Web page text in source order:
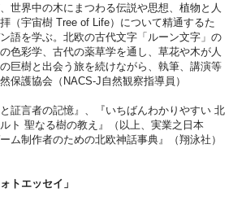
世界中の木にまつわる伝説や思想、植物と人
（宇宙樹 Tree of Life）について精通するた
語を学ぶ。北欧の古代文字「ルーン文字」の
色彩学、古代の薬草学を通し、草花や木が人
巨樹と出会う旅を続けながら、執筆、講演等
保護協会（NACS-J自然観察指導員）
証言者の記憶』、『いちばんわかりやすい 北
ト 聖なる樹の教え』（以上、実業之日本
ム制作者のための北欧神話事典』（翔泳社）
トエッセイ」